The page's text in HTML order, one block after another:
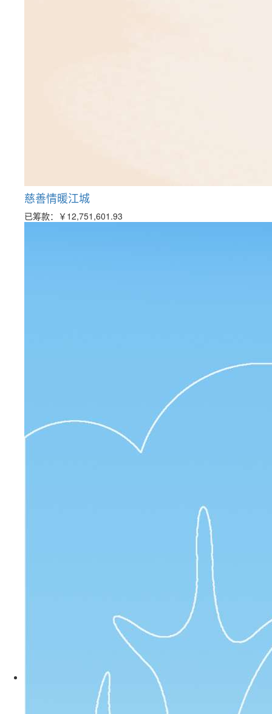
慈善情暖江城
已筹款： ￥12,751,601.93